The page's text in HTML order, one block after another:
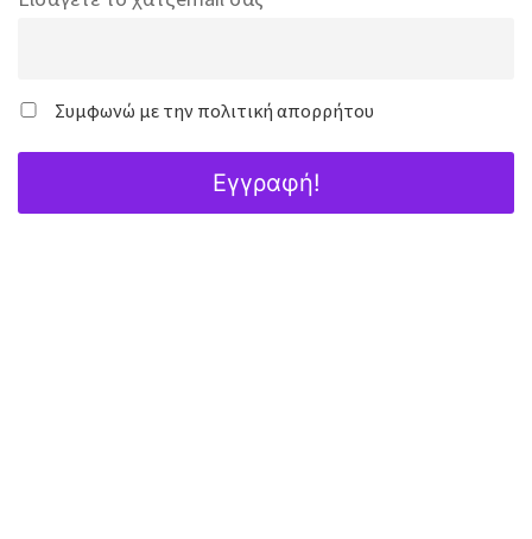
Συμφωνώ με την πολιτική απορρήτου